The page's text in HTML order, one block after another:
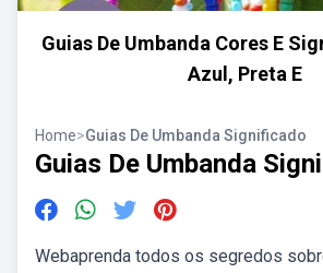
Guias De Umbanda Cores E
Azul, Preta E
Home>Guias De Umbanda Significado
Guias De Umbanda
Webaprenda todos os segredos